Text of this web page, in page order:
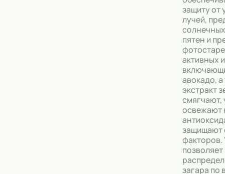
защиту от
лучей,
пятен и
активных
авокадо, а
экстракт
освежают
защищают
факторов.
загара по